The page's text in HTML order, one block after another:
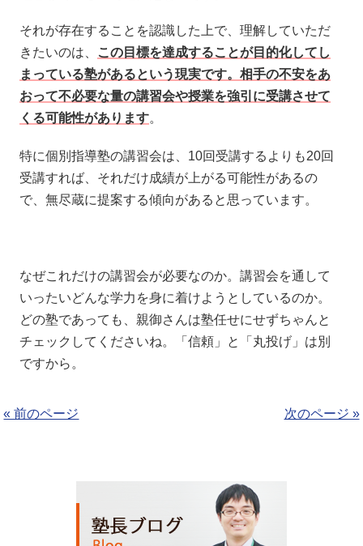
それが存在することを認識した上で、理解していただ
きたいのは、 この目標を達成することが目的化してし
まっている塾があるという現実です。相手の不安をあ
おって不必要な量の講習会や授業を強引に受講させて
くる可能性があります。
特に個別指導塾の講習会は、10回受講するよりも20回
受講すれば、それだけ成績が上がる可能性があるの
で、無尽蔵に提案する傾向があると思っています。
なぜこれだけの講習会が必要なのか。講習会を通して
いったいどんな学力を身に着けようとしているのか。
どの塾であっても、親御さんは塾任せにせずちゃんと
チェックしてくださいね。「信頼」と「丸投げ」は別
ですから。
« 前のページ 次のページ »